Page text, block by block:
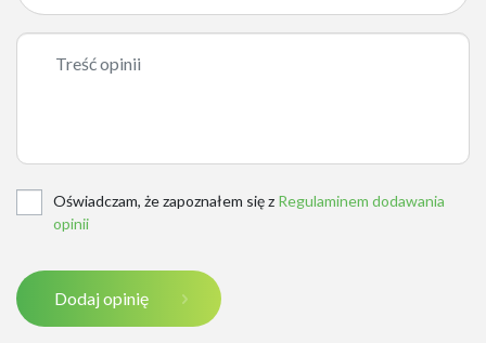
Oświadczam, że zapoznałem się z Regulaminem dodawania
opinii
Dodaj opinię